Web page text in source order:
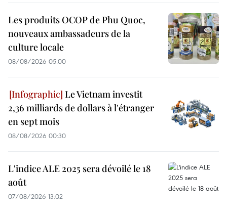
Les produits OCOP de Phu Quoc,
nouveaux ambassadeurs de la
culture locale
08/08/2026 05:00
Le Vietnam investit
2,36 milliards de dollars à l'étranger
en sept mois
08/08/2026 00:30
L'indice ALE 2025 sera dévoilé le 18
août
07/08/2026 13:02